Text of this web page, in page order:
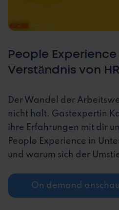
People
Verständnis von
Der Wandel der
nicht halt. Gastexpertin
ihre Erfahrungen mit dir
People Experience in
und warum sich der
On demand